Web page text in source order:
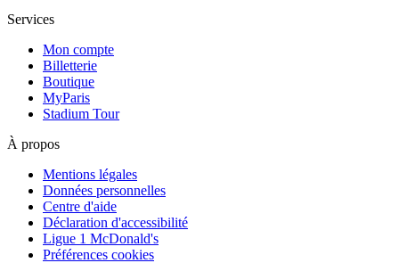
Services
Mon compte
Billetterie
Boutique
MyParis
Stadium Tour
À propos
Mentions légales
Données personnelles
Centre d'aide
Déclaration d'accessibilité
Ligue 1 McDonald's
Préférences cookies